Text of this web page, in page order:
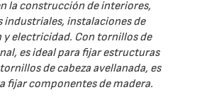
la construcción de interiores,
industriales, instalaciones de
electricidad. Con tornillos de
es ideal para fijar estructuras
de cabeza avellanada, es
fijar componentes de madera.